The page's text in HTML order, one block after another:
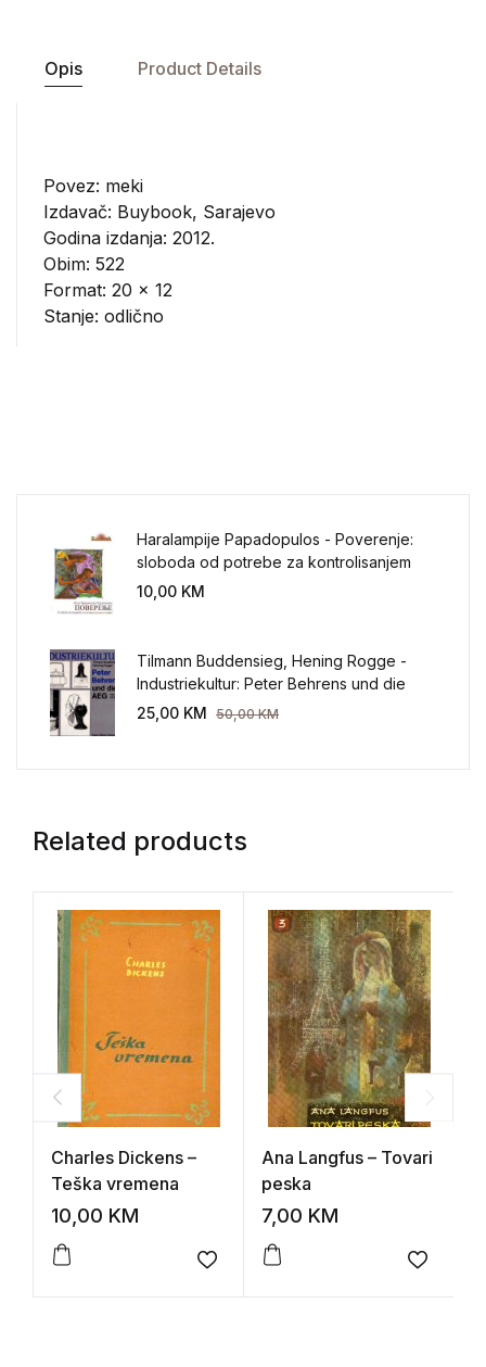
Opis Product Details
Povez: meki
Izdavač: Buybook, Sarajevo
Godina izdanja: 2012.
Obim: 522
Format: 20 x 12
Stanje: odlično
Haralampije Papadopulos - Poverenje:
sloboda od potrebe za kontrolisanjem
sveta
10,00 KM
Tilmann Buddensieg, Hening Rogge -
Industriekultur: Peter Behrens und die
AEG 1907-1914.
25,00 KM 50,00KM
Related products
Charles Dickens –
Teška vremena
10,00 KM
Add to wishlist
Ana Langfus – Tovari
peska
7,00 KM
Add to